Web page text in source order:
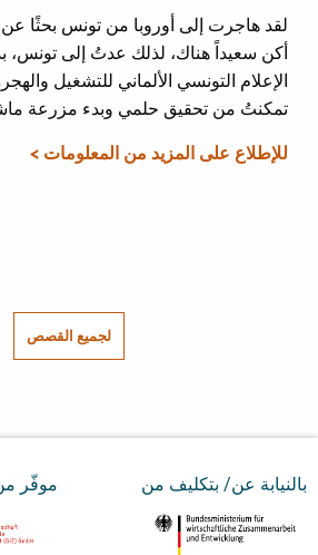
لقد هاجرت إلى أوروبا من تونس بحثًا
أكن سعيداً هناك، لذلك عدتُ إلى تونس،
الإعلام التونسي الألماني للتشغيل
تمكنتُ من تحقيق حلمي وبدء مزرعة
للإطلاع على المزيد من المعلومات >
لجميع القصص
بالنيابة عن/ بتكليف من موفّر